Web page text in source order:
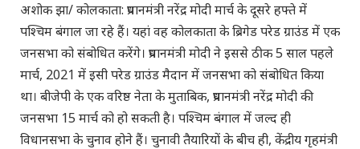
अशोक झा/ कोलकाता: प्रधानमंत्री नरेंद्र मोदी मार्च के दूसरे हफ्ते में
पश्चिम बंगाल जा रहे हैं। यहां वह कोलकाता के ब्रिगेड परेड ग्राउंड में एक
जनसभा को संबोधित करेंगे। प्रधानमंत्री मोदी ने इससे ठीक 5 साल पहले
मार्च, 2021 में इसी परेड ग्राउंड मैदान में जनसभा को संबोधित किया
था। बीजेपी के एक वरिष्ठ नेता के मुताबिक, प्रधानमंत्री नरेंद्र मोदी की
जनसभा 15 मार्च को हो सकती है। पश्चिम बंगाल में जल्द ही
विधानसभा के चुनाव होने हैं। चुनावी तैयारियों के बीच ही, केंद्रीय गृहमंत्री